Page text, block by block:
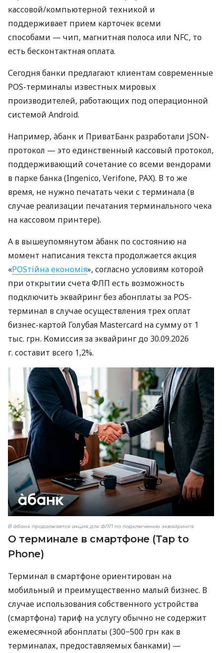
кассовой/компьютерной техникой и
поддерживает прием карточек всеми
способами — чип, магнитная полоса или NFC, то
есть бесконтактная оплата.
Сегодня банки предлагают клиентам современные
POS-терминалы известных мировых
производителей, работающих под операционной
системой Android.
Например, àбанк и ПриватБанк разработали JSON-
протокол — это единственный кассовый протокол,
поддерживающий сочетание со всеми вендорами
в парке банка (Ingenico, Verifone, PAX). В то же
время, не нужно печатать чеки с терминала (в
случае реализации печатания терминального чека
на кассовом принтере).
А в вышеупомянутом àбанк по состоянию на
момент написания текста продолжается акция
«POSтійна економія», согласно условиям которой
при открытии счета ФЛП есть возможность
подключить эквайринг без абонплаты за POS-
терминал в случае осуществления трех оплат
бизнес-картой Голубая Mastercard на сумму от 1
тыс. грн. Комиссия за эквайринг до 30.09.2026
г. составит всего 1,2%.
В àбанк продолжается акция для ФЛП по подключению эквайринга
О терминале в смартфоне (Tap to
Phone)
Терминал в смартфоне ориентирован на
мобильный и преимущественно малый бизнес. В
случае использования собственного устройства
(смартфона) тариф на услугу обычно не содержит
ежемесячной абонплаты (300−500 грн как в
терминалах, предоставляемых банками) —